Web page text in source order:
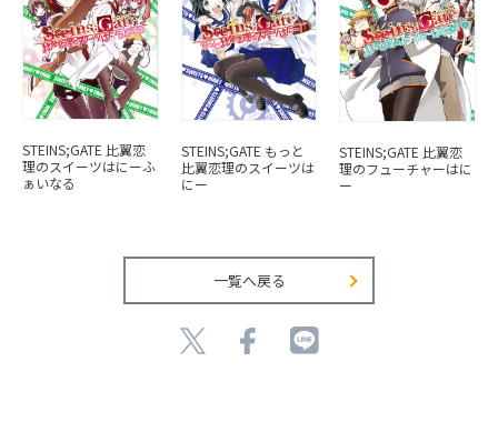
STEINS;GATE 比翼恋
理のスイーツはにーふ
ぁいなる
STEINS;GATE もっと
比翼恋理のスイーツは
にー
STEINS;GATE 比翼恋
理のフューチャーはに
ー
一覧へ戻る